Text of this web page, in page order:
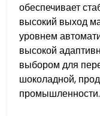
обеспечивает
высокий выход
уровнем
высокой
выбором для
шоколадной,
промышленности.